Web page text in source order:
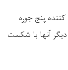
پنج جوره
به نتیجه مساوی دست یافته و ۳۵ تن دیگر آنها با شکست